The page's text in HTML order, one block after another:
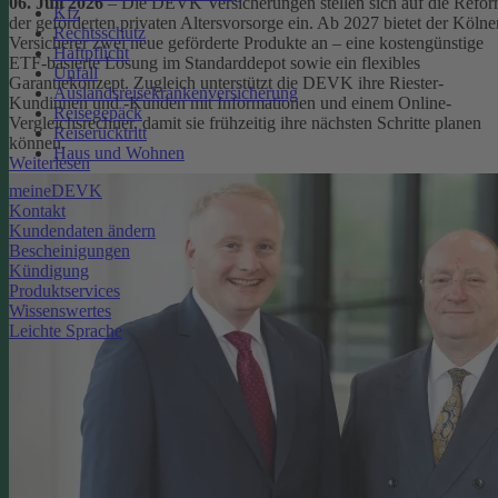
Kfz
Rechtsschutz
Haftpflicht
Unfall
Auslandsreisekrankenversicherung
Reisegepäck
Reiserücktritt
Haus und Wohnen
meineDEVK
Kontakt
Kundendaten ändern
Bescheinigungen
Kündigung
Produktservices
Wissenswertes
Leichte Sprache
der geförderten privaten Altersvorsorge ein. Ab 2027 bietet der
Versicherer zwei neue geförderte Produkte an – eine kostengünstige
ETF-basierte Lösung im Standarddepot sowie ein flexibles
Garantiekonzept. Zugleich unterstützt die DEVK ihre Riester-
Kundinnen und -Kunden mit Informationen und einem Online-
Vergleichsrechner, damit sie frühzeitig ihre nächsten Schritte planen
können.
Weiterlesen